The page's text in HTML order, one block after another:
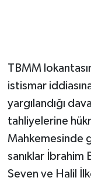
TBMM
istismar
yargılandığı
tahliyelerine
Mahkemesinde
sanıklar İbrahim
Seven ve Halil
Seri İlan
Siyaset
Sokak